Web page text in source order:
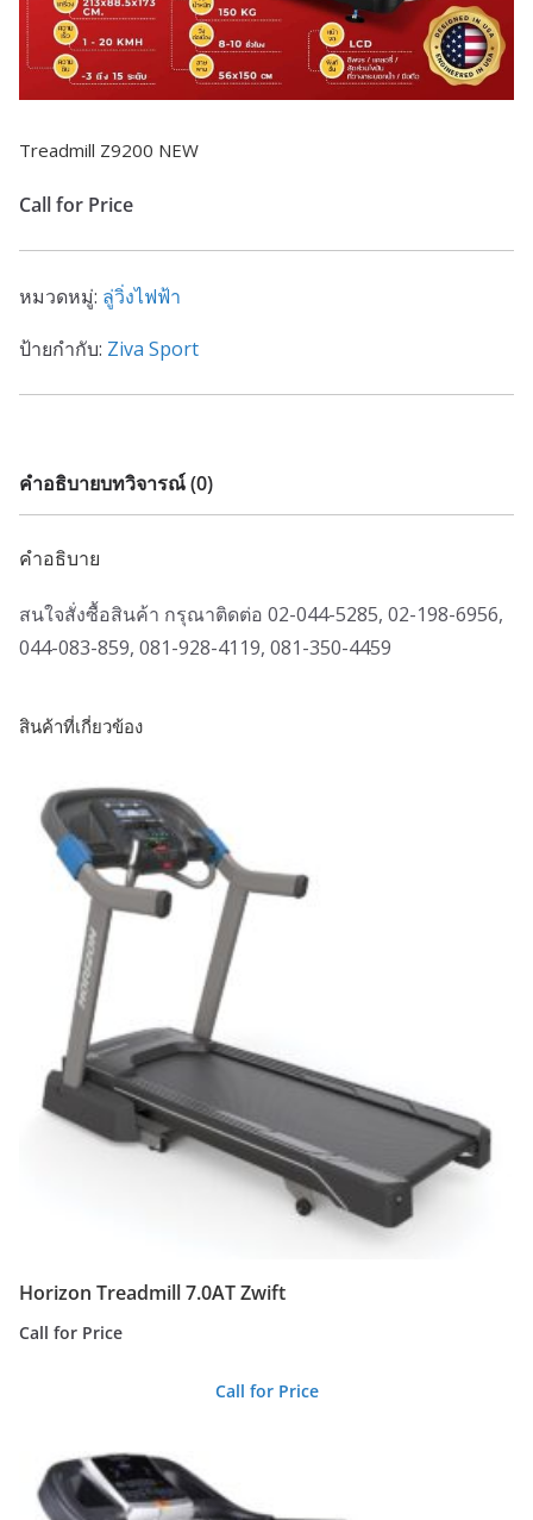
Treadmill Z9200 NEW
Call for Price
หมวดหมู่: ลู่วิ่งไฟฟ้า
ป้ายกำกับ: Ziva Sport
คำอธิบายบทวิจารณ์ (0)
คำอธิบาย
สนใจสั่งซื้อสินค้า กรุณาติดต่อ 02-044-5285, 02-198-6956,
044-083-859, 081-928-4119, 081-350-4459
สินค้าที่เกี่ยวข้อง
Horizon Treadmill 7.0AT Zwift
Call for Price
Call for Price